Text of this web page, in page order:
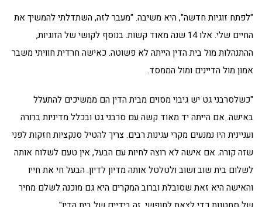
"לפתח זוגיות חדשה", היא משיבה. "מעבר לזה, השתדלתי להמשיך את
החיים שלי. אלו 14 שנה מאוד קשות. בנוסף לקושי של הזוגיות,
ההתנהלות מול בית הדין הייתה לא פשוטה. כאישה חרדית חוויתי משבר
אמון מול הדיינים ומול הממסד.
"כשלסרבני גט יש גיבוי מסוים מבית הדין הם ממשיכים להתעלל
באישה. אם הייתה יד מאוד קשה עם סרבני גט ובכלל מדיניות ברורה
ועניינית היו נמנעים מקרי עגינות רבים. צריך להטיל סנקציות חזקות לפני
שזה קורה. אם אישה לא רוצה לחיות עם הבעל, אין טעם לשלוח אותה
לשלום בית שוב ושוב ולטלטל אותה מדיון לדיון. הבעל חי את חייו
והאישה היא זאת שסובלת וברוב המקרים היא גם מוכנה לשלם מחיר